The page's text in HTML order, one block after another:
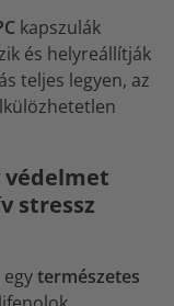
kapszulák
és helyreállítják
teljes legyen, az
védelmet
stressz
természetes